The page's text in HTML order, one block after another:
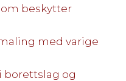
beskytter
med varige
borettslag og